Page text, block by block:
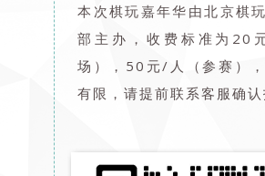
本次棋玩嘉年华由北京棋
部主办，收费标准为20
场），50元/人（参赛）
有限，请提前联系客服确认